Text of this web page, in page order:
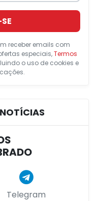
receber emails com
especiais,Termos
o uso de cookies e
Telegram